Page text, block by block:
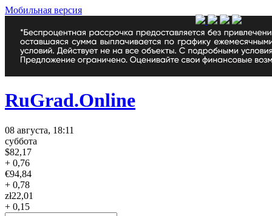
Мобильная версия
RuGrad.Online
08 августа, 18:11
суббота
$82,17
+ 0,76
€94,84
+ 0,78
zł22,01
+ 0,15